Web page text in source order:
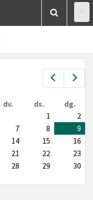
Prev
dv. ds.
dg.
1
2
7 8
9
14 15
16
21 22
23
28 29
30